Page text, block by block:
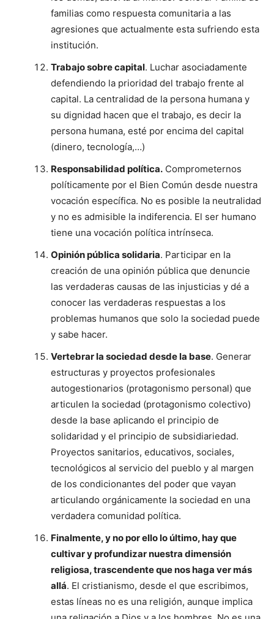
familias como respuesta comunitaria a las
agresiones que actualmente esta sufriendo esta
institución.
Trabajo sobre capital. Luchar asociadamente
defendiendo la prioridad del trabajo frente al
capital. La centralidad de la persona humana y
su dignidad hacen que el trabajo, es decir la
persona humana, esté por encima del capital
(dinero, tecnología,…)
Responsabilidad política. Comprometernos
políticamente por el Bien Común desde nuestra
vocación específica. No es posible la neutralidad
y no es admisible la indiferencia. El ser humano
tiene una vocación política intrínseca.
Opinión pública solidaria. Participar en la
creación de una opinión pública que denuncie
las verdaderas causas de las injusticias y dé a
conocer las verdaderas respuestas a los
problemas humanos que solo la sociedad puede
y sabe hacer.
Vertebrar la sociedad desde la base. Generar
estructuras y proyectos profesionales
autogestionarios (protagonismo personal) que
articulen la sociedad (protagonismo colectivo)
desde la base aplicando el principio de
solidaridad y el principio de subsidiariedad.
Proyectos sanitarios, educativos, sociales,
tecnológicos al servicio del pueblo y al margen
de los condicionantes del poder que vayan
articulando orgánicamente la sociedad en una
verdadera comunidad política.
Finalmente, y no por ello lo último, hay que
cultivar y profundizar nuestra dimensión
religiosa, trascendente que nos haga ver más
allá. El cristianismo, desde el que escribimos,
estas líneas no es una religión, aunque implica